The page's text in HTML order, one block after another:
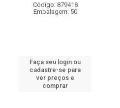
Código: 879418
Embalagem: 50
Faça seu login ou
cadastre-se para
ver preços e
comprar